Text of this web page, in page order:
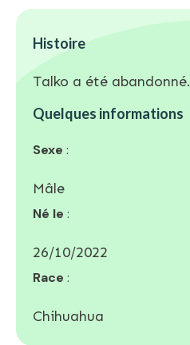
Histoire
Talko a été abandonné.
Quelques informations
Sexe :
Mâle
Né le :
26/10/2022
Race :
Chihuahua